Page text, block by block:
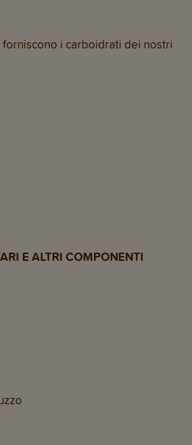
i carboidrati dei nostri
E ALTRI COMPONENTI